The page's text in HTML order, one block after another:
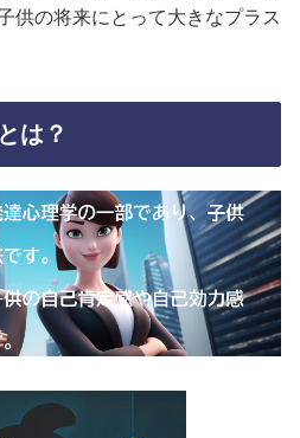
供の将来にとって大きなプラス
は？